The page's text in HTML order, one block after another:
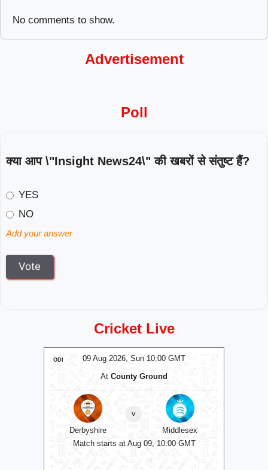
No comments to show.
Advertisement
Poll
क्या आप \"Insight News24\" की खबरों से संतुष्ट हैं?
YES
NO
Add your answer
Cricket Live
09 Aug 2026, Sun 10:00 GMT
ODI
At County Ground
Derbyshire
v
Middlesex
Match starts at Aug 09, 10:00 GMT